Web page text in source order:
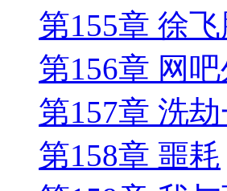
第155章 徐
第156章 网
第157章 洗
第158章 噩耗